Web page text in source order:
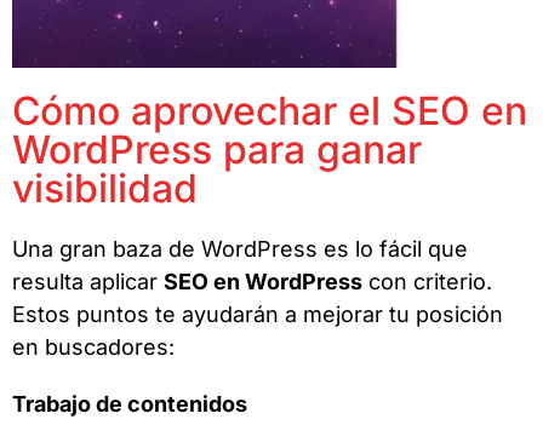
Cómo aprovechar el SEO en
WordPress para ganar
visibilidad
Una gran baza de WordPress es lo fácil que
resulta aplicar SEO en WordPress con criterio.
Estos puntos te ayudarán a mejorar tu posición
en buscadores:
Trabajo de contenidos